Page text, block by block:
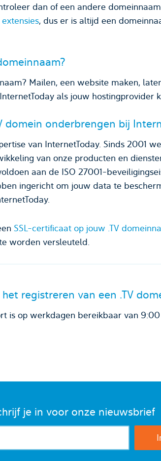
dan of een andere
extensies, dus er is altijd een
Mailen, een website maken,
als jouw hostingprovider
domein onderbrengen bij
van InternetToday. Sinds 2001
van onze producten en
aan de ISO 27001-
ingericht om jouw data te
SSL-certificaat op jouw .TV
worden versleuteld.
registreren van een .TV
is op werkdagen bereikbaar van 9:00
je in voor onze nieuwsbrief